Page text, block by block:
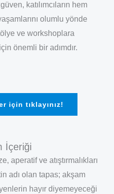
katılımcıların hem
olumlu yönde
ve workshoplara
önemli bir adımdır.
için tıklayınız!
İçeriği
aperatif ve atıştırmalıkları
adı olan tapas; akşam
hayır diyemeyeceği